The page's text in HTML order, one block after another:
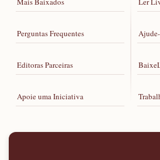
Perguntas Frequentes
Editoras Parceiras
Apoie uma Iniciativa